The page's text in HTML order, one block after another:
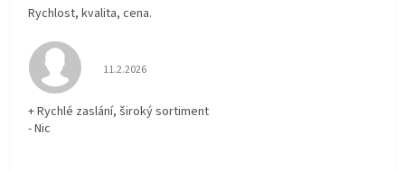
Rychlost, kvalita, cena.
Hodnocení obchodu je 5 z 5 hvězdiček.
11.2.2026
+ Rychlé zaslání, široký sortiment
- Nic